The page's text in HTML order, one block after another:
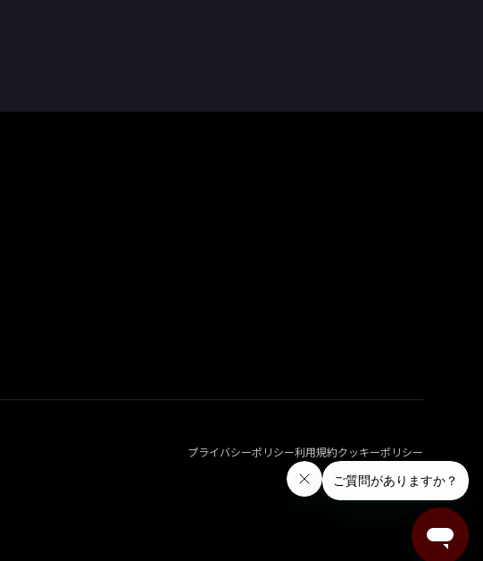
プライバシーポリシー利用規約クッキーポリシー